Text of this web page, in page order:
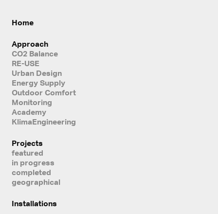
Home
Approach
CO2 Balance
RE-USE
Urban Design
Energy Supply
Outdoor Comfort
Monitoring
Academy
KlimaEngineering
Projects
featured
in progress
completed
geographical
Installations